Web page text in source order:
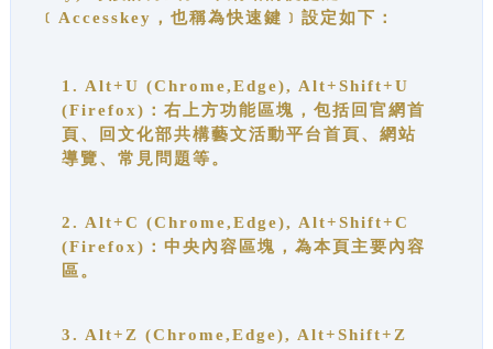
﹝Accesskey，也稱為快速鍵﹞設定如下：
1. Alt+U (Chrome,Edge), Alt+Shift+U
(Firefox)：右上方功能區塊，包括回官網首
頁、回文化部共構藝文活動平台首頁、網站
導覽、常見問題等。
2. Alt+C (Chrome,Edge), Alt+Shift+C
(Firefox)：中央內容區塊，為本頁主要內容
區。
3. Alt+Z (Chrome,Edge), Alt+Shift+Z